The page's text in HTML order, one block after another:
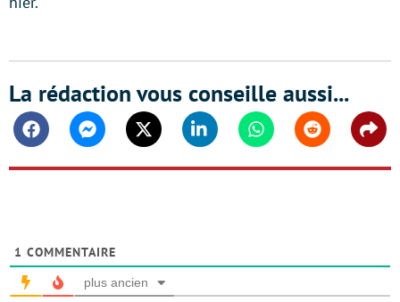
La rédaction vous conseille aussi...
FacebookMessengerTwitter Linkedin WhatsappReddit
1 COMMENTAIRE
plus ancien